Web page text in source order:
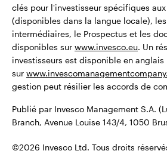
clés pour l'investisseur spécifiques
(disponibles dans la langue locale),
intermédiaires, le Prospectus et les
disponibles sur www.invesco.eu. Un
investisseurs est disponible en anglais
sur
gestion peut résilier les accords de
Publié par Invesco Management S.A.
Branch, Avenue Louise 143/4, 1050
©2026 Invesco Ltd. Tous droits